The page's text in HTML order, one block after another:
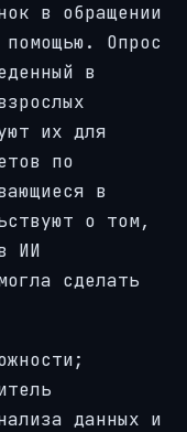
в обращении
Опрос
в
их для
по
в
о том,
ИИ
сделать
данных и